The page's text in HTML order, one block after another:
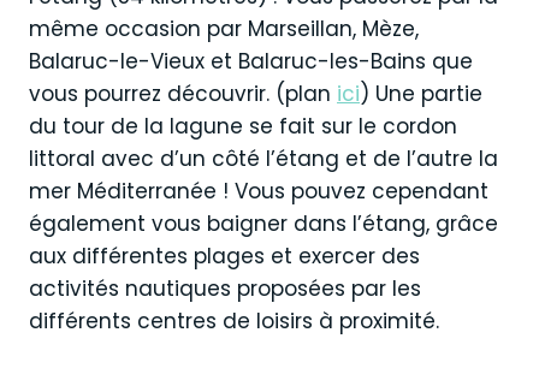
même occasion par Marseillan, Mèze,
Balaruc-le-Vieux et Balaruc-les-Bains que
vous pourrez découvrir. (plan ici) Une partie
du tour de la lagune se fait sur le cordon
littoral avec d’un côté l’étang et de l’autre la
mer Méditerranée ! Vous pouvez cependant
également vous baigner dans l’étang, grâce
aux différentes plages et exercer des
activités nautiques proposées par les
différents centres de loisirs à proximité.